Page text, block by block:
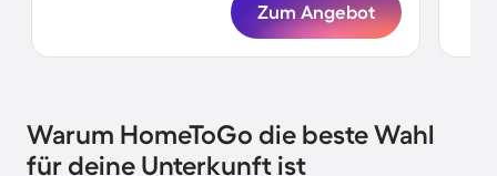
Zum Angebot
Warum HomeToGo die beste Wahl
für deine Unterkunft ist